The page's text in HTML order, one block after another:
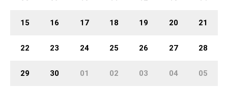
15 16 17 18 19 20 21
22 23 24 25 26 27 28
29 30 01 02 03 04 05